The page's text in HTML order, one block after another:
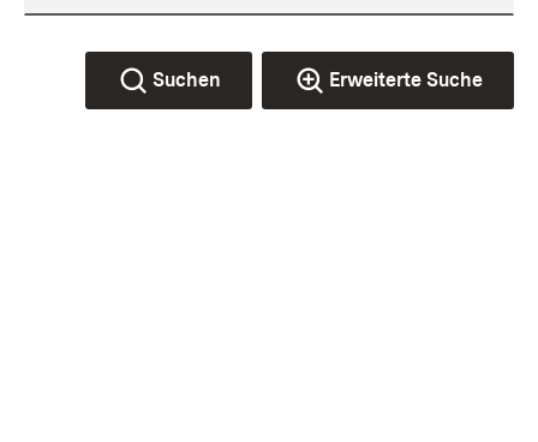
Suchen Erweiterte Suche